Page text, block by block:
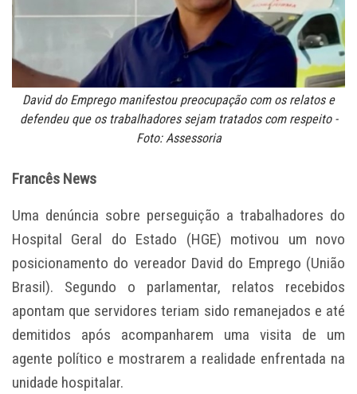
David do Emprego manifestou preocupação com os relatos e
defendeu que os trabalhadores sejam tratados com respeito -
Foto: Assessoria
Francês News
Uma denúncia sobre perseguição a trabalhadores do
Hospital Geral do Estado (HGE) motivou um novo
posicionamento do vereador David do Emprego (União
Brasil). Segundo o parlamentar, relatos recebidos
apontam que servidores teriam sido remanejados e até
demitidos após acompanharem uma visita de um
agente político e mostrarem a realidade enfrentada na
unidade hospitalar.